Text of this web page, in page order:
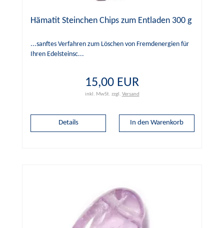
Hämatit Steinchen Chips zum Entladen 300 g
...sanftes Verfahren zum Löschen von Fremdenergien für
Ihren Edelsteinsc...
15,00 EUR
inkl. MwSt. zzgl. Versand
Details